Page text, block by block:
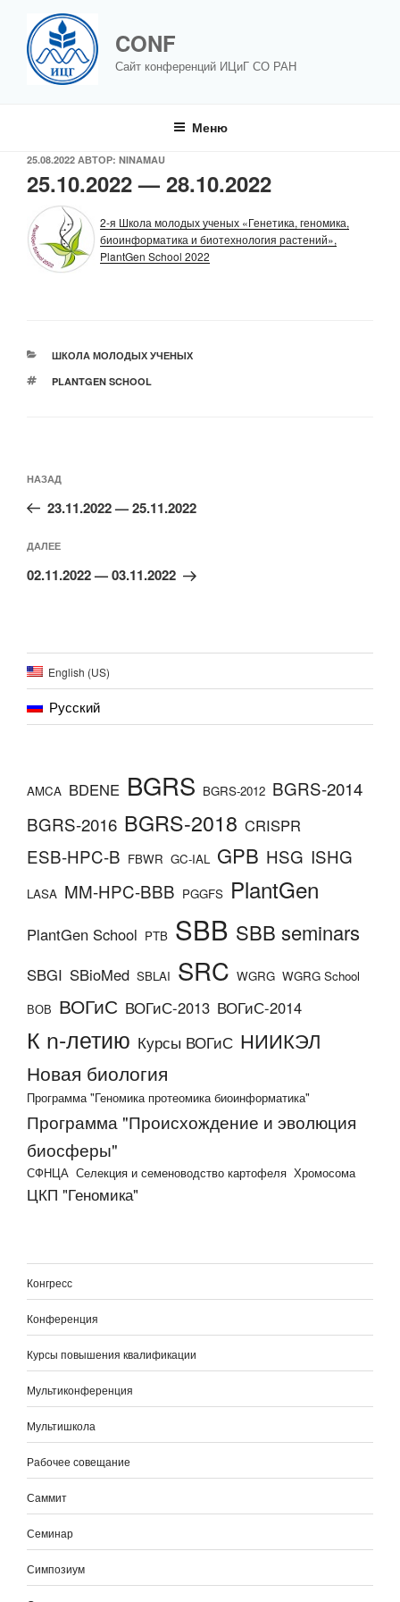
содержимому
CONF
Сайт конференций ИЦиГ СО РАН
Меню
ОПУБЛИКОВАНО
25.08.2022 АВТОР: NINAMAU
25.10.2022 — 28.10.2022
2-я Школа молодых ученых «Генетика, геномика,
биоинформатика и биотехнология растений»,
PlantGen School 2022
РУБРИКИ
ШКОЛА МОЛОДЫХ УЧЕНЫХ
МЕТКИ
PLANTGEN SCHOOL
по
Предыдущая
запись:
НАЗАД
23.11.2022 — 25.11.2022
Следующая
запись
ДАЛЕЕ
02.11.2022 — 03.11.2022
English (US)
Русский
AMCA BDENE BGRS BGRS-2012 BGRS-2014
BGRS-2016 BGRS-2018 CRISPR
ESB-HPC-B FBWR GC-IAL GPB HSG ISHG
LASA MM-HPC-BBB PGGFS PlantGen
PlantGen School PTB SBB SBB seminars
SBGI SBioMed SBLAI SRC WGRG WGRG School
ВОВ ВОГиС ВОГиС-2013 ВОГиС-2014
К n-летию Курсы ВОГиС НИИКЭЛ
Новая биология
Программа "Геномика протеомика биоинформатика"
Программа "Происхождение и эволюция
биосферы"
СФНЦА Селекция и семеноводство картофеля Хромосома
ЦКП "Геномика"
Конгресс
Конференция
Курсы повышения квалификации
Мультиконференция
Мультишкола
Рабочее совещание
Саммит
Семинар
Симпозиум